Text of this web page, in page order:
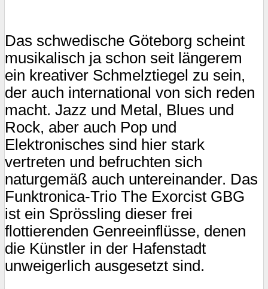
Das schwedische Göteborg scheint
musikalisch ja schon seit längerem
ein kreativer Schmelztiegel zu sein,
der auch international von sich reden
macht. Jazz und Metal, Blues und
Rock, aber auch Pop und
Elektronisches sind hier stark
vertreten und befruchten sich
naturgemäß auch untereinander. Das
Funktronica-Trio The Exorcist GBG
ist ein Sprössling dieser frei
flottierenden Genreeinflüsse, denen
die Künstler in der Hafenstadt
unweigerlich ausgesetzt sind.